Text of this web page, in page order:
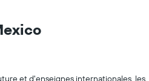
et d'enseignes internationales, les